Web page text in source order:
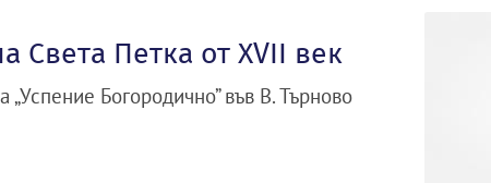
Света Петка от ХVІІ век
Богородично” във В. Търново